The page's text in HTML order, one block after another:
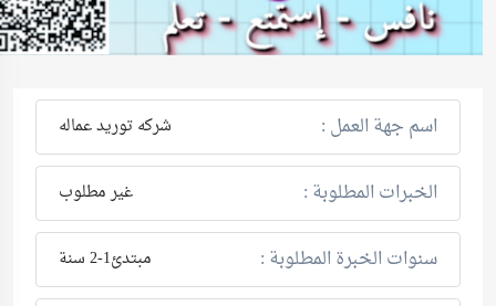
اسم جهة العمل : شركه توريد عماله
الخبرات المطلوبة : غير مطلوب
سنوات الخبرة المطلوبة : مبتدئ1-2 سنة